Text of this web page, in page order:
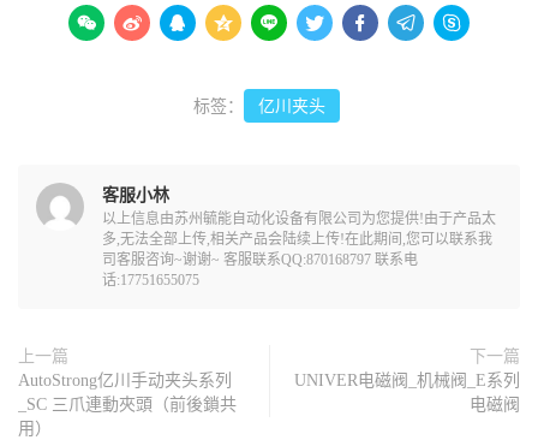
        
标签： 亿川夹头
客服小林
以上信息由苏州毓能自动化设备有限公司为您提供!由于产品太
多,无法全部上传,相关产品会陆续上传!在此期间,您可以联系我
司客服咨询~谢谢~ 客服联系QQ:870168797 联系电
话:17751655075
上一篇
AutoStrong亿川手动夹头系列
_SC 三爪連動夾頭（前後鎖共
用）
下一篇
UNIVER电磁阀_机械阀_E系列
电磁阀